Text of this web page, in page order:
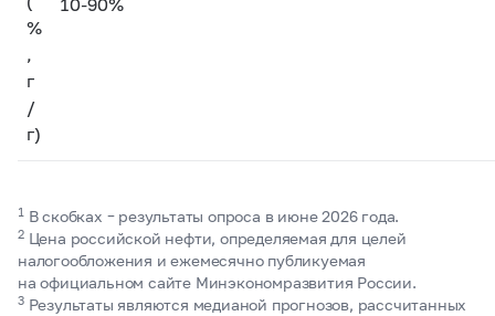
%
,
г
/
г)
10-90%
1 В скобках – результаты опроса в июне 2026 года.
2Цена российской нефти, определяемая для целей
налогообложения и ежемесячно публикуемая
на официальном сайте Минэкономразвития России.
3Результаты являются медианой прогнозов, рассчитанных